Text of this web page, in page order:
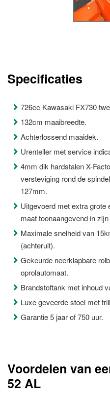
Specificaties
726cc Kawasaki FX730
132cm maaibreedte.
Achterlossend maaidek.
Urenteller met service
4mm dik hardstalen X-
versteviging rond de
127mm.
Uitgevoerd met extra grote
maat toonaangevend in
Maximale snelheid van
(achteruit).
Gekeurde neerklapbare
oprolautomaat.
Brandstoftank met inhoud
Luxe geveerde stoel met
Garantie 5 jaar of 750 uur.
Voordelen van
52 AL